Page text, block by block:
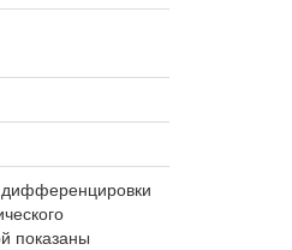
дифференцировки
показаны